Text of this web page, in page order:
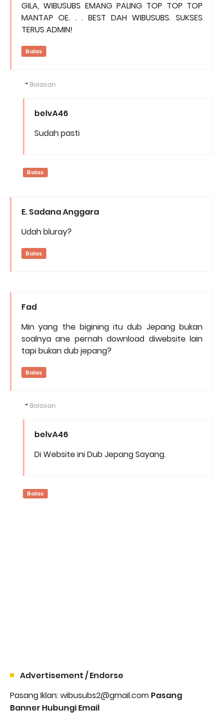
GILA, WIBUSUBS EMANG PALING TOP TOP TOP
MANTAP OE. . . BEST DAH WIBUSUBS. SUKSES
TERUS ADMIN!
Balas
Balasan
belvA46
Sudah pasti
Balas
E. Sadana Anggara
Udah bluray?
Balas
Fad
Min yang the bigining itu dub Jepang bukan
soalnya ane pernah download diwebsite lain
tapi bukan dub jepang?
Balas
Balasan
belvA46
Di Website ini Dub Jepang Sayang.
Balas
Advertisement / Endorse
Pasang Iklan: wibusubs2@gmail.com Pasang
Banner Hubungi Email